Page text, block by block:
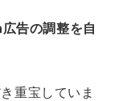
告の調整を自
重宝していま